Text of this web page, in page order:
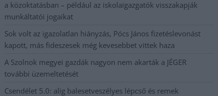
a közoktatásban – például az iskolaigazgatók visszakapják
munkáltatói jogaikat
Sok volt az igazolatlan hiányzás, Pócs János fizetéslevonást
kapott, más fideszesek még kevesebbet vittek haza
A Szolnok megyei gazdák nagyon nem akarták a JÉGER
további üzemeltetését
Csendélet 5.0: alig balesetveszélyes lépcső és remek